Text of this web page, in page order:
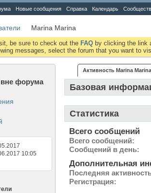
Новые сообщения Справка Календарь
Marina Marina
be sure to check out the FAQ by clicking the link
messages, select the forum that you want to
10:05
Активность Marina Marina
Базовая
Статистика
Всего сообщений
Всего сообщений
Сообщений в день
Дополнительная
Последняя
Регистрация